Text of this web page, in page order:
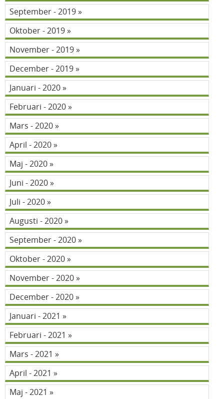
September - 2019
Oktober - 2019
November - 2019
December - 2019
Januari - 2020
Februari - 2020
Mars - 2020
April - 2020
Maj - 2020
Juni - 2020
Juli - 2020
Augusti - 2020
September - 2020
Oktober - 2020
November - 2020
December - 2020
Januari - 2021
Februari - 2021
Mars - 2021
April - 2021
Maj - 2021